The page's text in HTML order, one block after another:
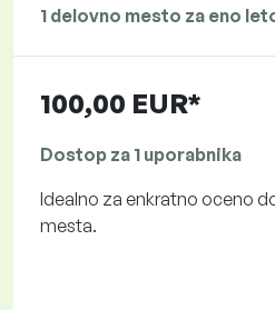
1 delovno mesto za eno
100,00 EUR*
Dostop za 1 uporabnika
Idealno za enkratno oceno
mesta.